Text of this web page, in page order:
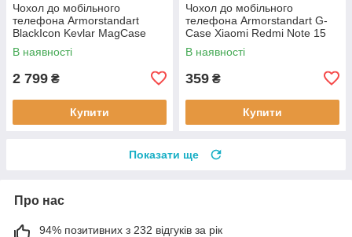
Чохол до мобільного
телефона Armorstandart
BlackIcon Kevlar MagCase
Apple iPhone 17 Sunset
(ARM90153)
В наявності
2 799 ₴
Купити
Чохол до мобільного
телефона Armorstandart G-
Case Xiaomi Redmi Note 15
4G Black (ARM89695)
В наявності
359 ₴
Купити
Показати ще
Про нас
94% позитивних з 232 відгуків за рік